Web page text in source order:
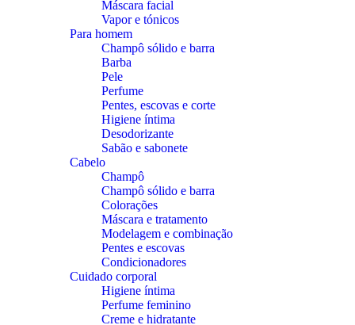
Máscara facial
Vapor e tónicos
Para homem
Champô sólido e barra
Barba
Pele
Perfume
Pentes, escovas e corte
Higiene íntima
Desodorizante
Sabão e sabonete
Cabelo
Champô
Champô sólido e barra
Colorações
Máscara e tratamento
Modelagem e combinação
Pentes e escovas
Condicionadores
Cuidado corporal
Higiene íntima
Perfume feminino
Creme e hidratante